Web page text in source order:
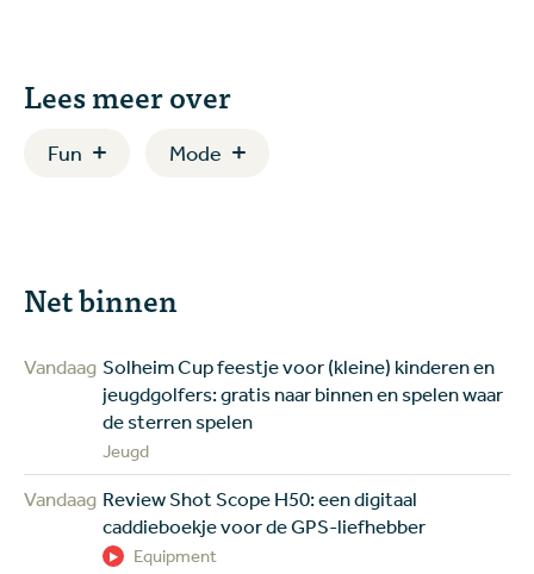
Lees meer over
Fun Mode
Net binnen
Vandaag Solheim Cup feestje voor (kleine) kinderen en
jeugdgolfers: gratis naar binnen en spelen waar
de sterren spelen
Jeugd
Vandaag Review Shot Scope H50: een digitaal
caddieboekje voor de GPS-liefhebber
Equipment